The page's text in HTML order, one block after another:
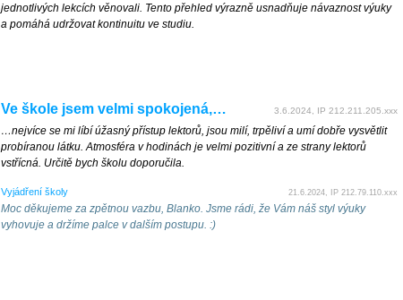
jednotlivých lekcích věnovali. Tento přehled výrazně usnadňuje návaznost výuky
a pomáhá udržovat kontinuitu ve studiu.
Ve škole jsem velmi spokojená,… 3.6.2024, IP 212.211.205.xxx
…nejvíce se mi líbí úžasný přístup lektorů, jsou milí, trpěliví a umí dobře vysvětlit
probíranou látku. Atmosféra v hodinách je velmi pozitivní a ze strany lektorů
vstřícná. Určitě bych školu doporučila.
Vyjádření školy 21.6.2024, IP 212.79.110.xxx
Moc děkujeme za zpětnou vazbu, Blanko. Jsme rádi, že Vám náš styl výuky
vyhovuje a držíme palce v dalším postupu. :)